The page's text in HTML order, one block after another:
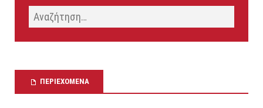
ΠΕΡΙΕΧΌΜΕΝΑ